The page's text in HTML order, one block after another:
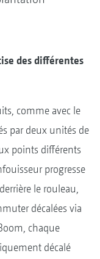
des différentes
comme avec le
par deux unités de
points différents
progresse
le rouleau,
décalées via
chaque
décalé